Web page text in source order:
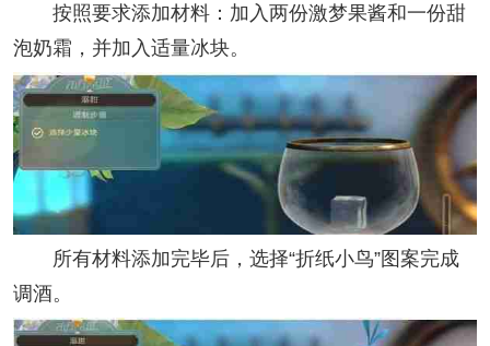
按照要求添加材料：加入两份激梦果酱和一份甜
泡奶霜，并加入适量冰块。
所有材料添加完毕后，选择“折纸小鸟”图案完成
调酒。